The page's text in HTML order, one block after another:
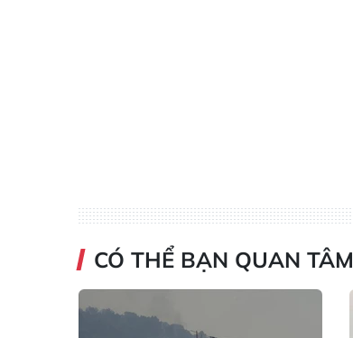
CÓ THỂ BẠN QUAN TÂM